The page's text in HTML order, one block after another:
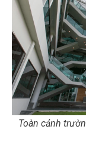
Toàn cảnh